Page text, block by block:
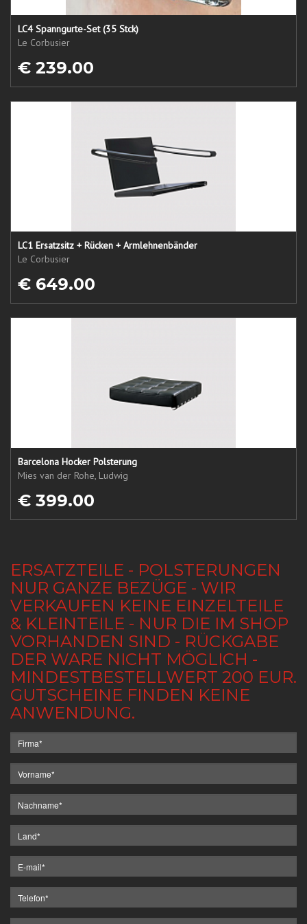
LC4 Spanngurte-Set (35 Stck)
Le Corbusier
€ 239.00
LC1 Ersatzsitz + Rücken + Armlehnenbänder
Le Corbusier
€ 649.00
Barcelona Hocker Polsterung
Mies van der Rohe, Ludwig
€ 399.00
ERSATZTEILE - POLSTERUNGEN
NUR GANZE BEZÜGE - WIR
VERKAUFEN KEINE EINZELTEILE
& KLEINTEILE - NUR DIE IM SHOP
VORHANDEN SIND - RÜCKGABE
DER WARE NICHT MÖGLICH -
MINDESTBESTELLWERT 200 EUR.
GUTSCHEINE FINDEN KEINE
ANWENDUNG.